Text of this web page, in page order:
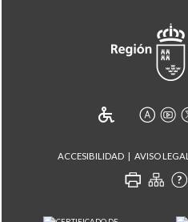
ACCESIBILIDAD AVISO LEGAL